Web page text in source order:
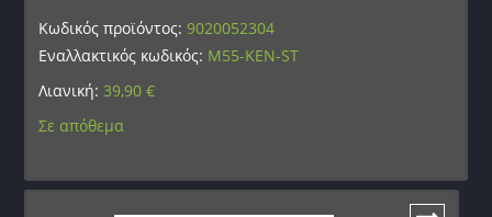
Κωδικός προϊόντος:9020052304
Εναλλακτικός κωδικός: M55-KEN-ST
Λιανική: 39,90€
Σε απόθεμα